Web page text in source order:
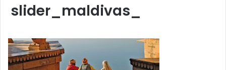
slider_maldivas_